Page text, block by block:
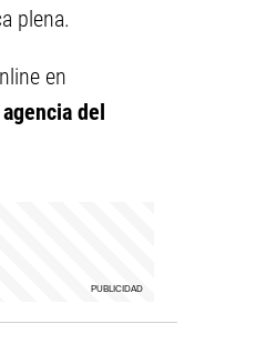
plena.
en
agencia del